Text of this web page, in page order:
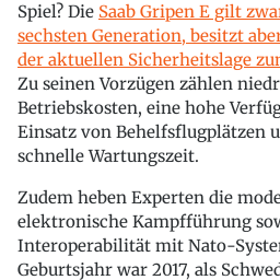
Spiel? Die Saab Gripen E gilt
sechsten Generation, besitzt
der aktuellen Sicherheitslage
Zu seinen Vorzügen zählen
Betriebskosten, eine hohe
Einsatz von Behelfsflugplätzen
schnelle Wartungszeit.
Zudem heben Experten die
elektronische Kampfführung
Interoperabilität mit Nato-
Geburtsjahr war 2017, als